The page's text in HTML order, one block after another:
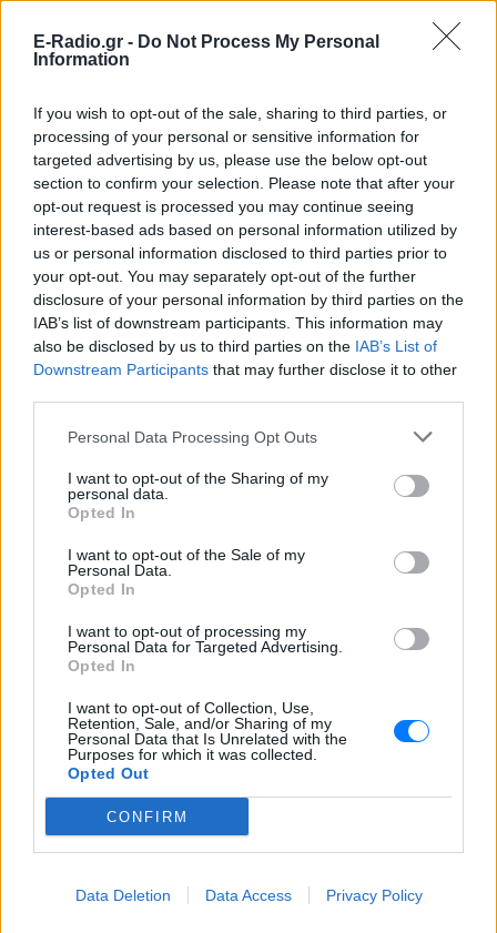
E-Radio.gr - Do Not Process My Personal
Information
If you wish to opt-out of the sale, sharing to third parties, or
processing of your personal or sensitive information for
targeted advertising by us, please use the below opt-out
section to confirm your selection. Please note that after your
opt-out request is processed you may continue seeing
interest-based ads based on personal information utilized by
us or personal information disclosed to third parties prior to
your opt-out. You may separately opt-out of the further
disclosure of your personal information by third parties on the
IAB’s list of downstream participants. This information may
also be disclosed by us to third parties on the IAB’s List of
Downstream Participants that may further disclose it to other
Personal Data Processing Opt Outs
I want to opt-out of the Sharing of my
personal data.
Opted In
I want to opt-out of the Sale of my
Personal Data.
Opted In
I want to opt-out of processing my
Personal Data for Targeted Advertising.
Opted In
I want to opt-out of Collection, Use,
Retention, Sale, and/or Sharing of my
Personal Data that Is Unrelated with the
Purposes for which it was collected.
Opted Out
CONFIRM
Data Deletion Data Access Privacy Policy
ΔΕΙΤΕ ΕΠΙΣΗΣ
ΣΤΗΝ ΙΔΙΑ ΚΑΤΗΓΟΡΙΑ
Μυστική γαμήλια γιορτή για
πασίγνωστο ζευγάρι σε
πολυτελές κτήμα με
απαγόρευση κινητών
εξαιρετικά αυστηρά μέτρα για την
προστασία της ιδιωτικής ζωής του
Πού εξαφανίστηκε η Dido; Η
τραγουδίστρια που πούλησε 40
ΠΡΙΝ 8 ΏΡΕΣ
Με επιτυχίες όπως τα «Thank You»,
έγινε μία από τις μεγαλύτερες ποπ σταρ
Η πιο δύσκολη στιγμή στη ζωή
του Barack Obama δεν συνέβη
στον Λευκό Οίκο